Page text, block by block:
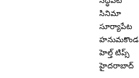
సినిమా
సూర్యాపేట
హనుమకొండ
హెల్త్ టిప్స్
హైదరాబాద్